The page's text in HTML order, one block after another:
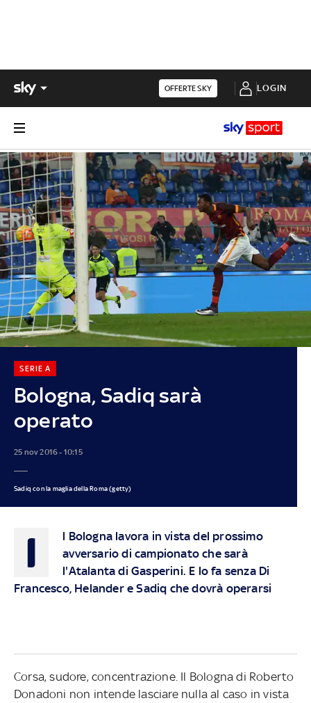
OFFERTE SKY LOGIN
Bologna, Sadiq sarà
operato
SERIE A
25 nov 2016 - 10:15
Sadiq con la maglia della Roma (getty)
I
l Bologna lavora in vista del prossimo
avversario di campionato che sarà
l'Atalanta di Gasperini. E lo fa senza Di
Francesco, Helander e Sadiq che dovrà operarsi
Corsa, sudore, concentrazione. Il Bologna di Roberto
Donadoni non intende lasciare nulla al caso in vista